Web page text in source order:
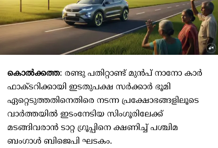
കൊല്‍ക്കത്ത: രണ്ടു പതിറ്റാണ്ട് മുന്‍പ് നാനോ കാര്‍
ഫാക്ടറിക്കായി ഇടതുപക്ഷ സര്‍ക്കാര്‍ ഭൂമി
ഏറ്റെടുത്തതിനെതിരെ നടന്ന പ്രക്ഷോഭങ്ങളിലൂടെ
വാര്‍ത്തയില്‍ ഇടംനേടിയ സിംഗൂരിലേക്ക്
മടങ്ങിവരാന്‍ ടാറ്റ ഗ്രൂപ്പിനെ ക്ഷണിച്ച് പശ്ചിമ
ബംഗാള്‍ ബിജെപി ഘടകം.